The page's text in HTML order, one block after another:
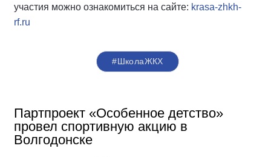
участия можно ознакомиться на сайте: krasa-zhkh-
rf.ru
#ШколаЖКХ
Партпроект «Особенное детство»
провел спортивную акцию в
Волгодонске